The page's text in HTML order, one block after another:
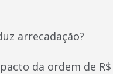
arrecadação?
da ordem de